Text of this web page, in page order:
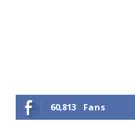
60,813 Fans